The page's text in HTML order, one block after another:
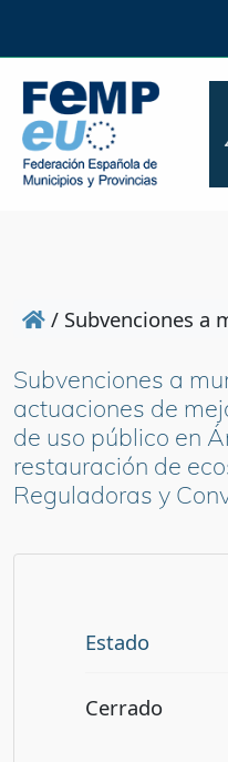
/ Subvenciones a
Subvenciones a
actuaciones de
de uso público en
restauración de
Reguladoras y
Estado
Cerrado